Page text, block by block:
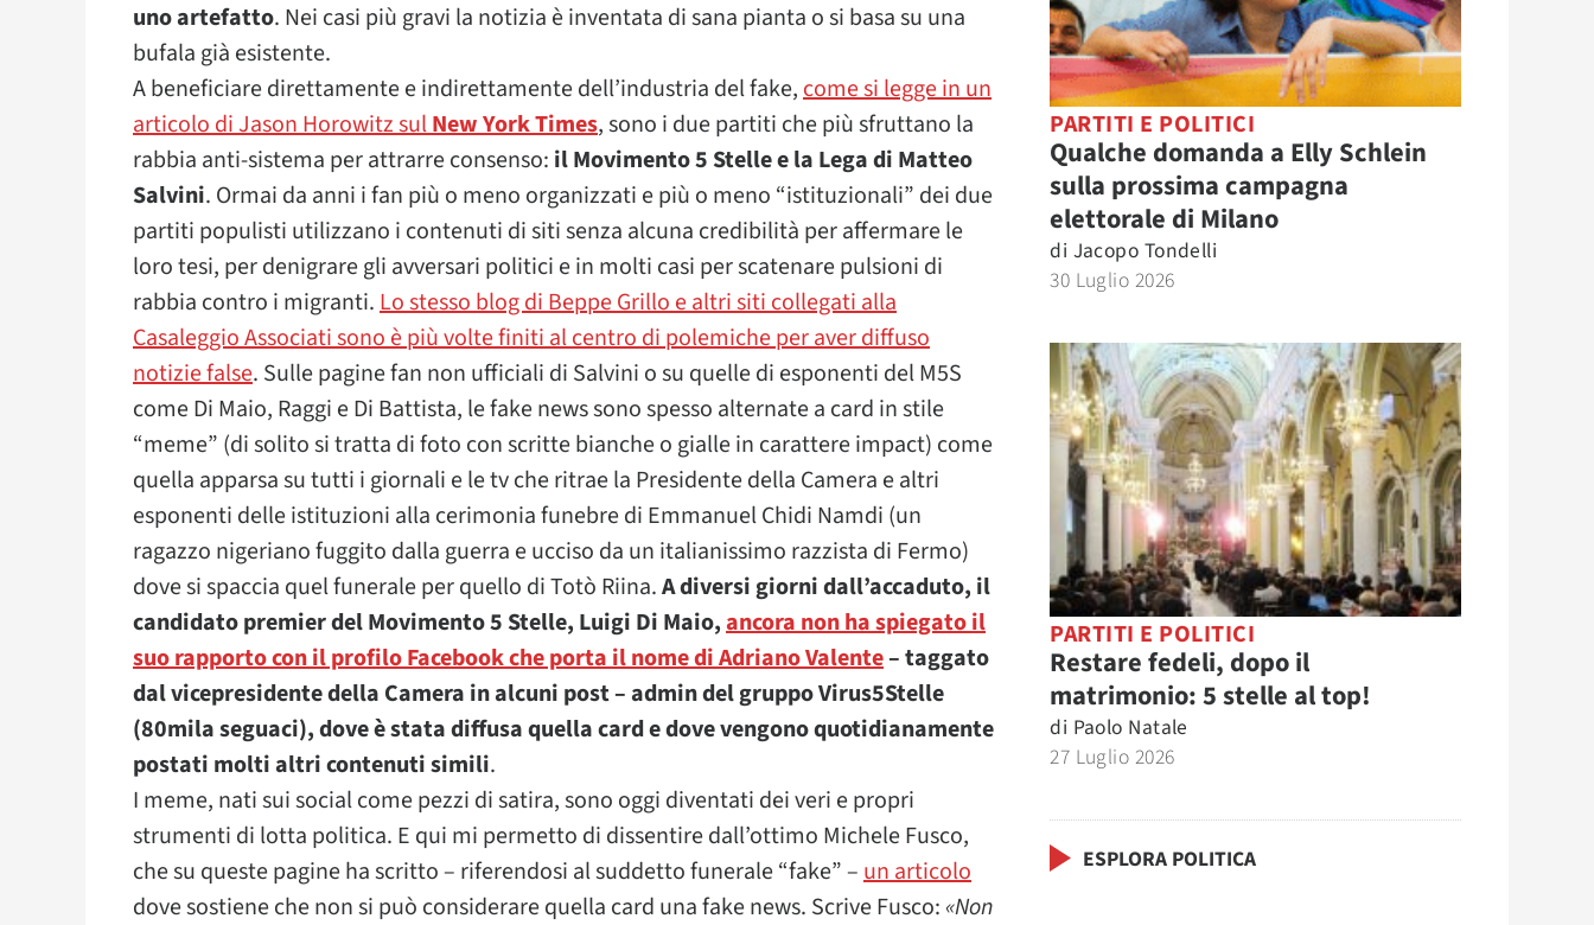
uno artefatto. Nei casi più gravi la notizia è inventata di sana pianta o si basa su una
bufala già esistente.
A beneficiare direttamente e indirettamente dell’industria del fake,come si legge in un
articolo di Jason Horowitz sulNew York Times, sono i due partiti che più sfruttano la
rabbia anti-sistema per attrarre consenso: il Movimento 5 Stelle e la Lega di Matteo
Salvini. Ormai da anni i fan più o meno organizzati e più o meno “istituzionali” dei due
partiti populisti utilizzano i contenuti di siti senza alcuna credibilità per affermare le
loro tesi, per denigrare gli avversari politici e in molti casi per scatenare pulsioni di
rabbia contro i migranti.Lo stesso blog di Beppe Grillo e altri siti collegati alla
Casaleggio Associati sono è più volte finiti al centro di polemiche per aver diffuso
notizie false. Sulle pagine fan non ufficiali di Salvini o su quelle di esponenti del M5S
come Di Maio, Raggi e Di Battista, le fake news sono spesso alternate a card in stile
“meme” (di solito si tratta di foto con scritte bianche o gialle in carattere impact) come
quella apparsa su tutti i giornali e le tv che ritrae la Presidente della Camera e altri
esponenti delle istituzioni alla cerimonia funebre di Emmanuel Chidi Namdi (un
ragazzo nigeriano fuggito dalla guerra e ucciso da un italianissimo razzista di Fermo)
dove si spaccia quel funerale per quello di Totò Riina.A diversi giorni dall’accaduto, il
candidato premier del Movimento 5 Stelle, Luigi Di Maio,ancora non ha spiegato il
suo rapporto con il profilo Facebook che porta il nome di Adriano Valente– taggato
dal vicepresidente della Camera in alcuni post – admin del gruppo Virus5Stelle
(80mila seguaci), dove è stata diffusa quella card e dove vengono quotidianamente
postati molti altri contenuti simili.
I meme, nati sui social come pezzi di satira, sono oggi diventati dei veri e propri
strumenti di lotta politica. E qui mi permetto di dissentire dall’ottimo Michele Fusco,
che su queste pagine ha scritto – riferendosi al suddetto funerale “fake” –un articolo
dove sostiene che non si può considerare quella card una fake news. Scrive Fusco: «Non
PARTITI E POLITICI
Qualche domanda a Elly Schlein
sulla prossima campagna
elettorale di Milano
di Jacopo Tondelli
30 Luglio 2026
PARTITI E POLITICI
Restare fedeli, dopo il
matrimonio: 5 stelle al top!
di Paolo Natale
27 Luglio 2026
ESPLORA POLITICA